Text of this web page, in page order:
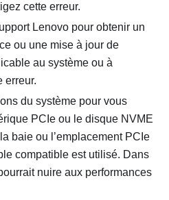
cette erreur.
Lenovo pour obtenir un
ou une mise à jour de
au système ou à
erreur.
du système pour vous
PCIe ou le disque NVME
baie ou l’emplacement PCIe
compatible est utilisé. Dans
nuire aux performances